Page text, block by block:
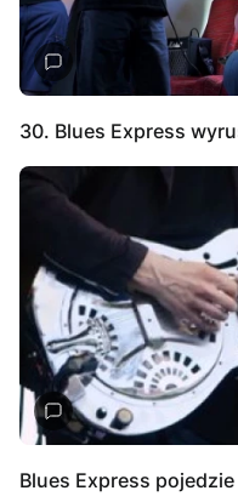
30. Blues Express
Blues Express